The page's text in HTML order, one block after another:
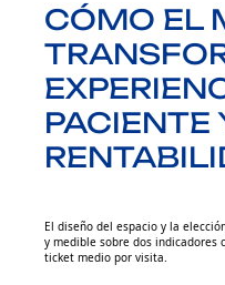
CÓMO EL
PACIENTE
El diseño del espacio y la
y medible sobre dos indicadores
ticket medio por visita.